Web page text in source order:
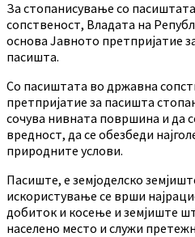
За стопанисување со
сопственост, Владата на
основа Јавното претпријатие
пасишта.
Co пасиштата во државна
претпријатие за пасишта
сочува нивната површина и да
вредност, да се обезбеди
природните услови.
Пасиште, е земјоделско
искористување се врши
добиток и косење и земјиште
населено место и служи